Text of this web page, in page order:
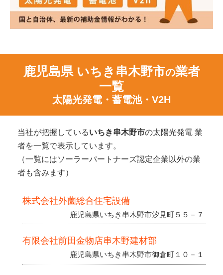
鹿児島県 いちき串木野市の業者
一覧
太陽光発電・蓄電池・V2H
当社が把握しているいちき串木野市の太陽光発電 業
者を一覧で表示しています。
（一覧にはソーラーパートナーズ認定企業以外の業
者も含みます）
株式会社外薗総合住宅設備
鹿児島県いちき串木野市汐見町５５－７
有限会社前田金物店串木野建材部
鹿児島県いちき串木野市御倉町１０－１